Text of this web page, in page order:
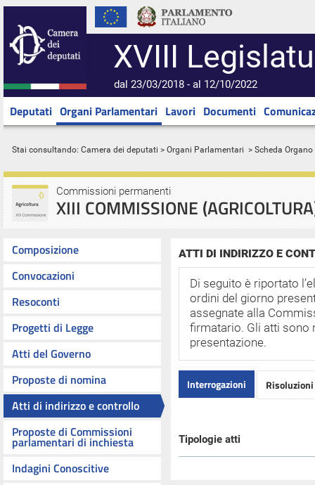
XVIII
dal 23/03/2018 - al 12/10/2022
Deputati Organi Parlamentari Lavori Documenti
Stai consultando: Camera dei deputati > Organi Parlamentari > Scheda Organo
Commissioni permanenti
XIII COMMISSIONE
Composizione
Convocazioni
Resoconti
Progetti di Legge
Atti del Governo
Proposte di nomina
Atti di indirizzo e controllo
Proposte di Commissioni
parlamentari di inchiesta
Indagini Conoscitive
ATTI DI INDIRIZZO E
Di seguito è riportato
ordini del giorno
assegnate alla
firmatario. Gli atti sono
presentazione.
Interrogazioni
Tipologie atti